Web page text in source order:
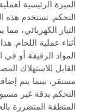
التحكم. تستخدم هذه
التيار الكهربائي،
أثناء عملية اللحام.
المواد الرقيقة أو
القابل للاستهلاك
مستقر، بينما يتم
التحكم بدقة غير
المنطقة المتضررة